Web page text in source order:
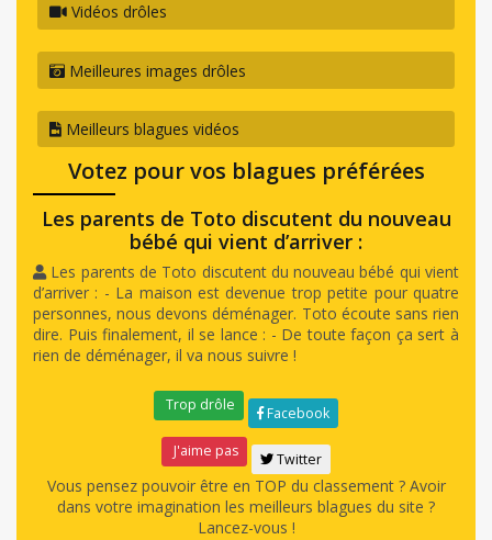
Vidéos drôles
Meilleures images drôles
Meilleurs blagues vidéos
Votez pour vos blagues préférées
Les parents de Toto discutent du nouveau
bébé qui vient d’arriver :
Les parents de Toto discutent du nouveau bébé qui vient
d’arriver : - La maison est devenue trop petite pour quatre
personnes, nous devons déménager. Toto écoute sans rien
dire. Puis finalement, il se lance : - De toute façon ça sert à
rien de déménager, il va nous suivre !
Trop drôle Facebook
J'aime pas Twitter
Vous pensez pouvoir être en TOP du classement ? Avoir
dans votre imagination les meilleurs blagues du site ?
Lancez-vous !